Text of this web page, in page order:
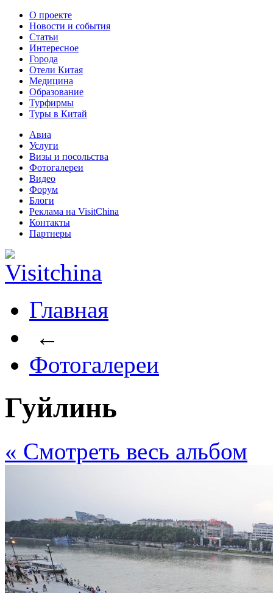
О проекте
Новости и события
Статьи
Интересное
Города
Отели Китая
Медицина
Образование
Турфирмы
Туры в Китай
Авиа
Услуги
Визы и посольства
Фотогалереи
Видео
Форум
Блоги
Реклама на VisitChina
Контакты
Партнеры
Главная
←
Фотогалереи
Гуйлинь
« Cмотреть весь альбом